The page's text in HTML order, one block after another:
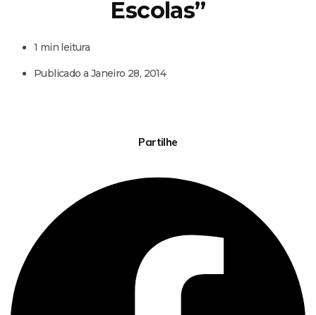
Escolas”
1 min leitura
Publicado a Janeiro 28, 2014
Partilhe